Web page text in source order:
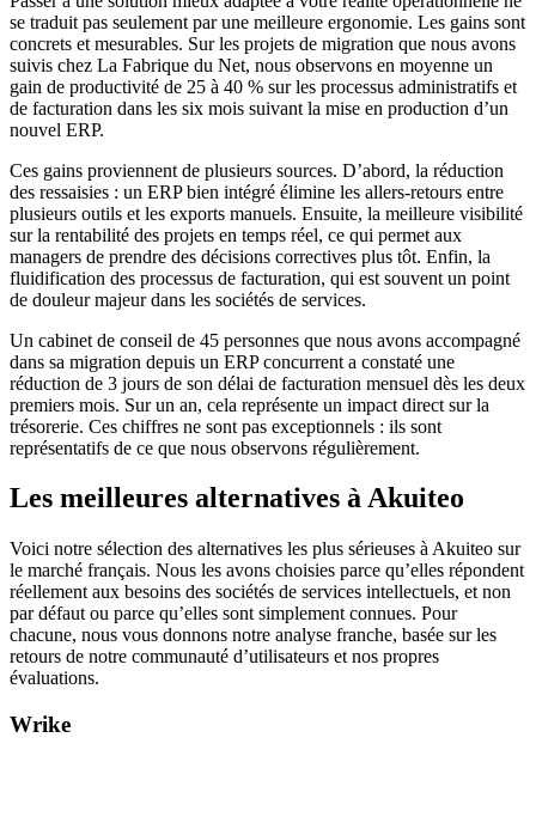
se traduit pas seulement par une meilleure ergonomie. Les gains sont
concrets et mesurables. Sur les projets de migration que nous avons
suivis chez La Fabrique du Net, nous observons en moyenne un
gain de productivité de 25 à 40 % sur les processus administratifs et
de facturation dans les six mois suivant la mise en production d’un
nouvel ERP.
Ces gains proviennent de plusieurs sources. D’abord, la réduction
des ressaisies : un ERP bien intégré élimine les allers-retours entre
plusieurs outils et les exports manuels. Ensuite, la meilleure visibilité
sur la rentabilité des projets en temps réel, ce qui permet aux
managers de prendre des décisions correctives plus tôt. Enfin, la
fluidification des processus de facturation, qui est souvent un point
de douleur majeur dans les sociétés de services.
Un cabinet de conseil de 45 personnes que nous avons accompagné
dans sa migration depuis un ERP concurrent a constaté une
réduction de 3 jours de son délai de facturation mensuel dès les deux
premiers mois. Sur un an, cela représente un impact direct sur la
trésorerie. Ces chiffres ne sont pas exceptionnels : ils sont
représentatifs de ce que nous observons régulièrement.
Les meilleures alternatives à Akuiteo
Voici notre sélection des alternatives les plus sérieuses à Akuiteo sur
le marché français. Nous les avons choisies parce qu’elles répondent
réellement aux besoins des sociétés de services intellectuels, et non
par défaut ou parce qu’elles sont simplement connues. Pour
chacune, nous vous donnons notre analyse franche, basée sur les
retours de notre communauté d’utilisateurs et nos propres
évaluations.
Wrike